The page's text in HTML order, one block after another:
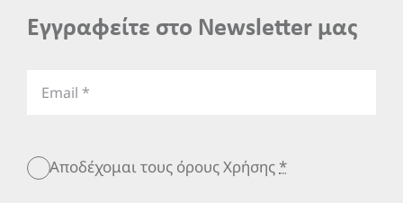
Εγγραφείτε στο Newsletter μας
Αποδέχομαι τους όρους Χρήσης*